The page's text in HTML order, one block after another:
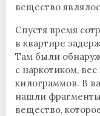
вещество
Спустя время
в квартире
Там были
с наркотиком,
килограммов. В
нашли
вещество,